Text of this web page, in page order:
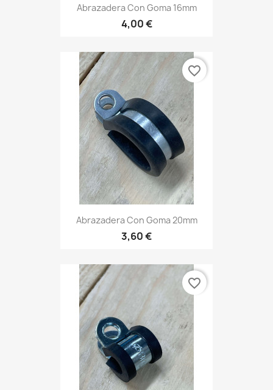
Abrazadera Con Goma 16mm
4,00 €
Abrazadera Con Goma 20mm
3,60 €
favorite_border
favorite_border